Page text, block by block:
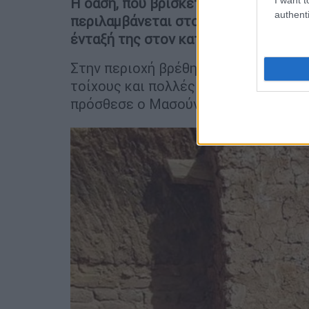
περιλαμβάνεται στον προσωρινό
ένταξή της στον κατάλογο
Στην περιοχή βρέθηκαν επίσης μια
τοίχους και πολλές κατοικίες με
πρόσθεσε ο Μασούντ.